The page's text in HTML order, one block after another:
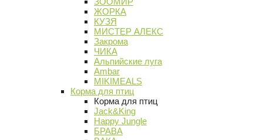
ЖОРКА
КУЗЯ
МИСТЕР АЛЕКС
Закрома
ЧИКА
Альпийские луга
Ambar
MIKIMEALS
Корма для птиц
Корма для птиц
Jack&King
Happy Jungle
БРАВА